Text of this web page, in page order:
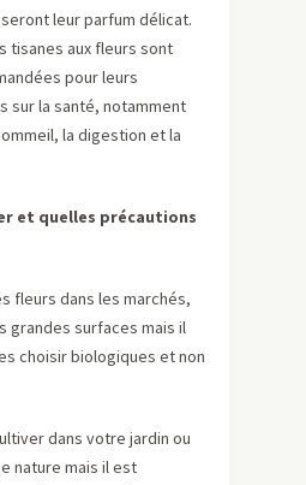
leur parfum délicat.
tisanes aux fleurs sont
pour leurs
sur la santé, notamment
la digestion et la
et quelles précautions
fleurs dans les marchés,
grandes surfaces mais il
choisir biologiques et non
dans votre jardin ou
nature mais il est